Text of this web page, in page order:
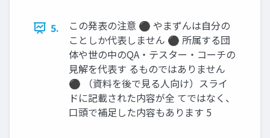
5.
この発表の注意 ⚫ やまずんは自分の
ことしか代表しません ⚫ 所属する団
体や世の中のQA・テスター・コーチの
見解を代表す るものではありません
⚫ （資料を後で見る人向け）スライ
ドに記載された内容が全 てではなく、
口頭で補足した内容もあります 5